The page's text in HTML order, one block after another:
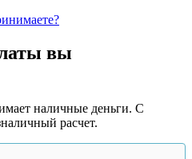
вы
наличные деньги. С
расчет.